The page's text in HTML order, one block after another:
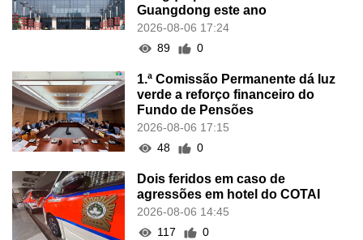
Guangdong este ano
2026-08-06 17:24
89
0
1.ª Comissão Permanente dá luz
verde a reforço financeiro do
Fundo de Pensões
2026-08-06 17:15
48
0
Dois feridos em caso de
agressões em hotel do COTAI
2026-08-06 14:45
117
0